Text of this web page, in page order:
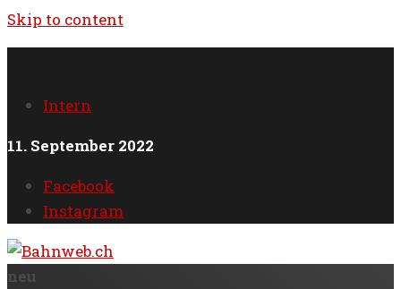
Skip to content
Intern
11. September 2022
Facebook
Instagram
neu